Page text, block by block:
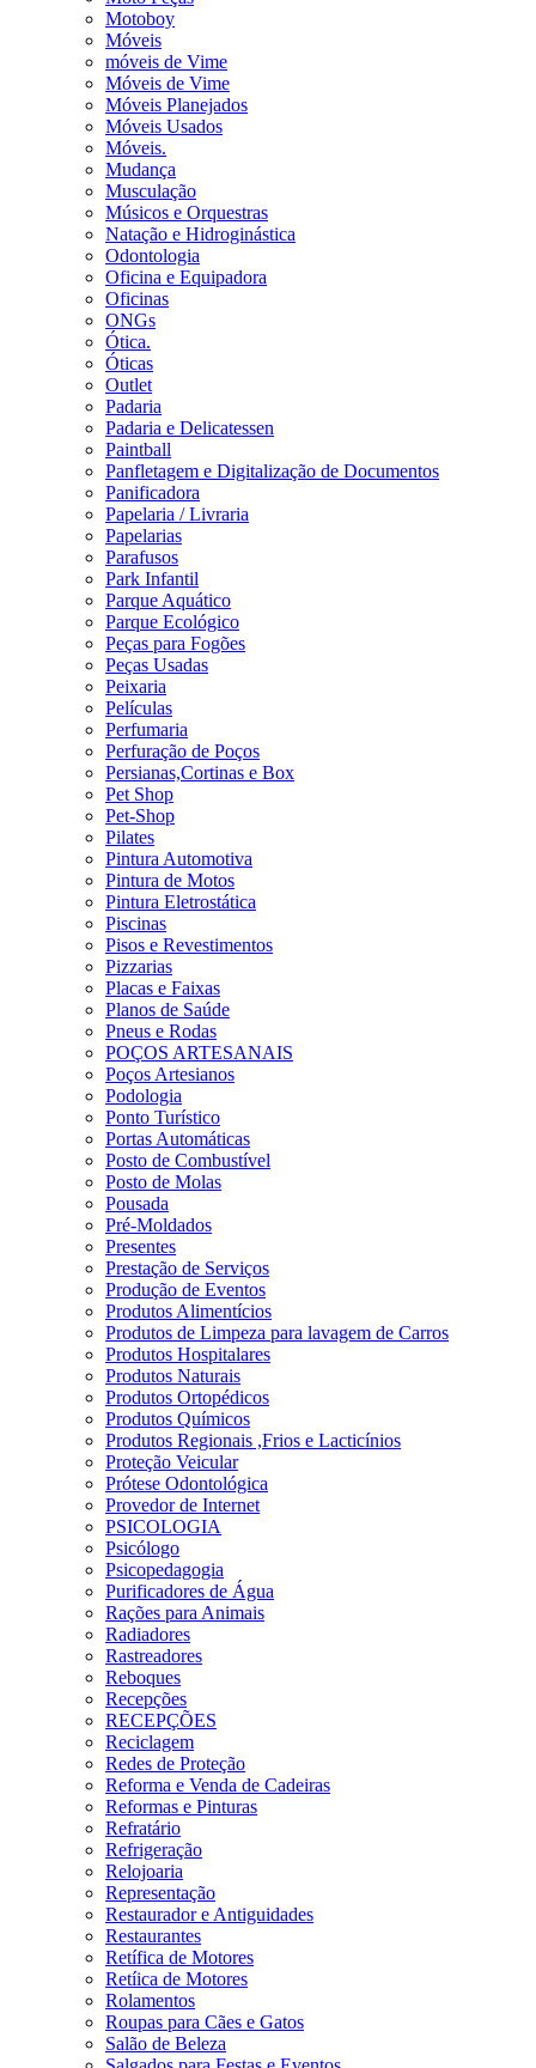
Motoboy
Móveis
móveis de Vime
Móveis de Vime
Móveis Planejados
Móveis Usados
Móveis.
Mudança
Musculação
Músicos e Orquestras
Natação e Hidroginástica
Odontologia
Oficina e Equipadora
Oficinas
ONGs
Ótica.
Óticas
Outlet
Padaria
Padaria e Delicatessen
Paintball
Panfletagem e Digitalização de Documentos
Panificadora
Papelaria / Livraria
Papelarias
Parafusos
Park Infantil
Parque Aquático
Parque Ecológico
Peças para Fogões
Peças Usadas
Peixaria
Películas
Perfumaria
Perfuração de Poços
Persianas,Cortinas e Box
Pet Shop
Pet-Shop
Pilates
Pintura Automotiva
Pintura de Motos
Pintura Eletrostática
Piscinas
Pisos e Revestimentos
Pizzarias
Placas e Faixas
Planos de Saúde
Pneus e Rodas
POÇOS ARTESANAIS
Poços Artesianos
Podologia
Ponto Turístico
Portas Automáticas
Posto de Combustível
Posto de Molas
Pousada
Pré-Moldados
Presentes
Prestação de Serviços
Produção de Eventos
Produtos Alimentícios
Produtos de Limpeza para lavagem de Carros
Produtos Hospitalares
Produtos Naturais
Produtos Ortopédicos
Produtos Químicos
Produtos Regionais ,Frios e Lacticínios
Proteção Veicular
Prótese Odontológica
Provedor de Internet
PSICOLOGIA
Psicólogo
Psicopedagogia
Purificadores de Água
Rações para Animais
Radiadores
Rastreadores
Reboques
Recepções
RECEPÇÕES
Reciclagem
Redes de Proteção
Reforma e Venda de Cadeiras
Reformas e Pinturas
Refratário
Refrigeração
Relojoaria
Representação
Restaurador e Antiguidades
Restaurantes
Retífica de Motores
Retíica de Motores
Rolamentos
Roupas para Cães e Gatos
Salão de Beleza